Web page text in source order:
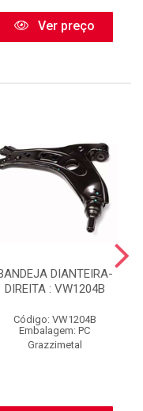
Ver preço
DIANTEIRA-
DIREITA : VW1204B
Código: VW1204B
Embalagem: PC
Grazzimetal